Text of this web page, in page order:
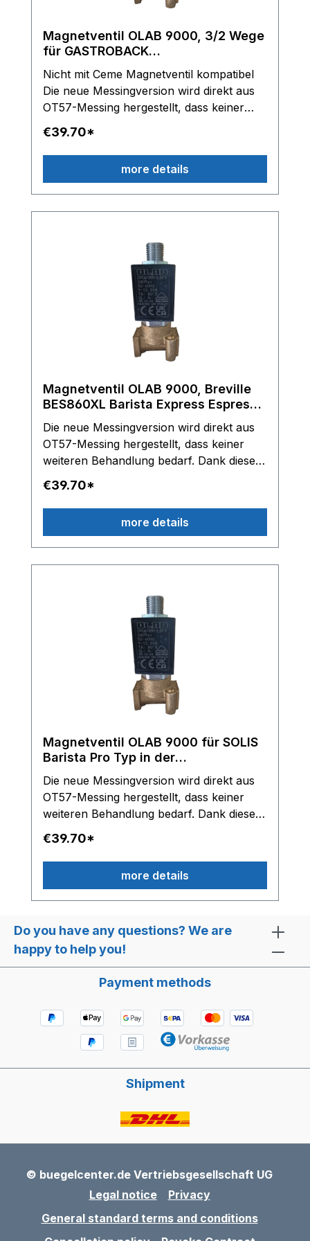
Magnetventil OLAB 9000, 3/2 Wege
für GASTROBACK
Beschreibung
Nicht mit Ceme Magnetventil kompatibel
Die neue Messingversion wird direkt aus
OT57-Messing hergestellt, dass keiner
weiteren Behandlung bedarf. Dank dieser
Materialanpassung ist das Produkt noch
sicherer, natürlicher und nachhaltiger in
der Anwendung. OLAB 9000 3/2 Wege
Magnetventil 230/240V - Leistung 9-
Außengewinde Inox P-Rohr TM2 beste
technische Ausführung passend für
€39.70*
more details
Magnetventil OLAB 9000, Breville
BES860XL Barista Express Espresso
Die neue Messingversion wird direkt aus
OT57-Messing hergestellt, dass keiner
weiteren Behandlung bedarf. Dank dieser
Materialanpassung ist das Produkt noch
sicherer, natürlicher und nachhaltiger in
der Anwendung. OLAB 9000/9200 3/2
Wege Magnetventil 230/240V/AC -
Leistung 9-12,5VA - ED 100% Classe H
Breville BES820XL/830XL Breville
€39.70*
more details
Magnetventil OLAB 9000 für SOLIS
Barista Pro Typ in der
Die neue Messingversion wird direkt aus
OT57-Messing hergestellt, dass keiner
weiteren Behandlung bedarf. Dank dieser
Materialanpassung ist das Produkt noch
sicherer, natürlicher und nachhaltiger in
der Anwendung. OLAB 3/2 Wege
Magnetventil Serie 6000/9000 230/240V -
Leistung 9-12,5VA - ED 100% Classe H
G1/8 Zoll Außengewinde Inox P-Rohr
TM2passend für: SOLIS Barista Pro Typ
114 SOLIS Typ 117 SOLIS BES860 SOLIS
Barista Pro 980
€39.70*
more details
Do you have any questions? We are
happy to help you!
Payment methods
Shipment
© buegelcenter.de Vertriebsgesellschaft UG
Legal notice
Privacy
General standard terms and conditions